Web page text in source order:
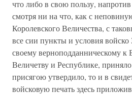
что либо в свою пользу,
смотря ни на что, как с
Королевского Величества, с
все сии пункты и условия
своему верноподданническому к
Величетву и Республике,
присягою утвердило, то и в
войсковую печать здесь